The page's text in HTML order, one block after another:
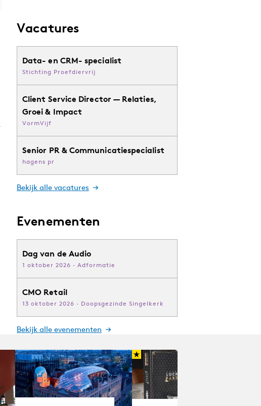
Vacatures
Data- en CRM- specialist
Stichting Proefdiervrij
Client Service Director — Relaties,
Groei & Impact
VormVijf
Senior PR & Communicatiespecialist
hagens pr
Bekijk alle vacatures
Evenementen
Dag van de Audio
1 oktober 2026 · Adformatie
CMO Retail
13 oktober 2026 · Doopsgezinde Singelkerk
Bekijk alle evenementen